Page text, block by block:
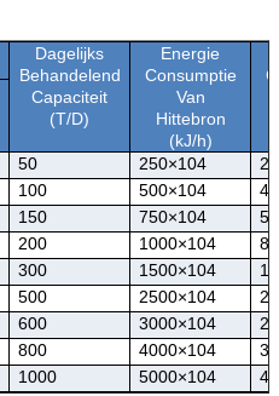
Dagelijks
Behandelend
Capaciteit
(T/D)
Energie
Consumptie
Van
Hittebron
(kJ/h)
50 250×104
100 500×104
150 750×104
200 1000×104
89
300 1500×104
500 2500×104
600 3000×104
800 4000×104
1000 5000×104